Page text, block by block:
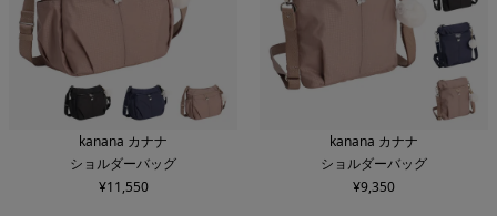
kanana カナナ
ショルダーバッグ
¥11,550
kanana カナナ
ショルダーバッグ
¥9,350